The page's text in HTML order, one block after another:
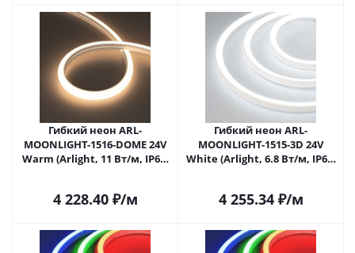
Гибкий неон ARL-
MOONLIGHT-1516-DOME 24V
Warm (Arlight, 11 Вт/м, IP67)
4 228.40₽/м
Гибкий неон ARL-
MOONLIGHT-1515-3D 24V
White (Arlight, 6.8 Вт/м, IP67)
4 255.34₽/м